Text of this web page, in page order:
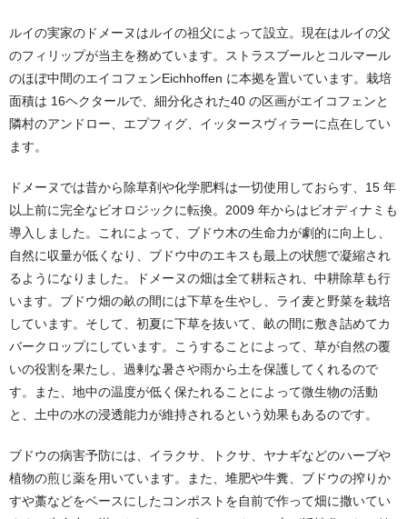
ルイの実家のドメーヌはルイの祖父によって設立。現在はルイの父
のフィリップが当主を務めています。ストラスブールとコルマール
のほぼ中間のエイコフェンEichhoffen に本拠を置いています。栽培
面積は 16ヘクタールで、細分化された40 の区画がエイコフェンと
隣村のアンドロー、エプフィグ、イッタースヴィラーに点在してい
ます。
ドメーヌでは昔から除草剤や化学肥料は一切使用しておらす、15 年
以上前に完全なビオロジックに転換。2009 年からはビオディナミも
導入しました。これによって、ブドウ木の生命力が劇的に向上し、
自然に収量が低くなり、ブドウ中のエキスも最上の状態で凝縮され
るようになりました。ドメーヌの畑は全て耕耘され、中耕除草も行
います。ブドウ畑の畝の間には下草を生やし、ライ麦と野菜を栽培
しています。そして、初夏に下草を抜いて、畝の間に敷き詰めてカ
バークロップにしています。こうすることによって、草が自然の覆
いの役割を果たし、過剰な暑さや雨から土を保護してくれるので
す。また、地中の温度が低く保たれることによって微生物の活動
と、土中の水の浸透能力が維持されるという効果もあるのです。
ブドウの病害予防には、イラクサ、トクサ、ヤナギなどのハーブや
植物の煎じ薬を用いています。また、堆肥や牛糞、ブドウの搾りか
すや藁などをベースにしたコンポストを自前で作って畑に撒いてい